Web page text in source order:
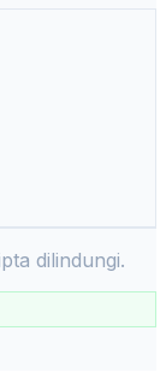
dilindungi.